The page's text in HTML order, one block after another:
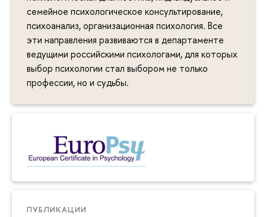
семейное психологическое консультирование,
психоанализ, организационная психология. Все
эти направления развиваются в департаменте
ведущими российскими психологами, для которых
выбор психологии стал выбором не только
профессии, но и судьбы.
ПУБЛИКАЦИИ